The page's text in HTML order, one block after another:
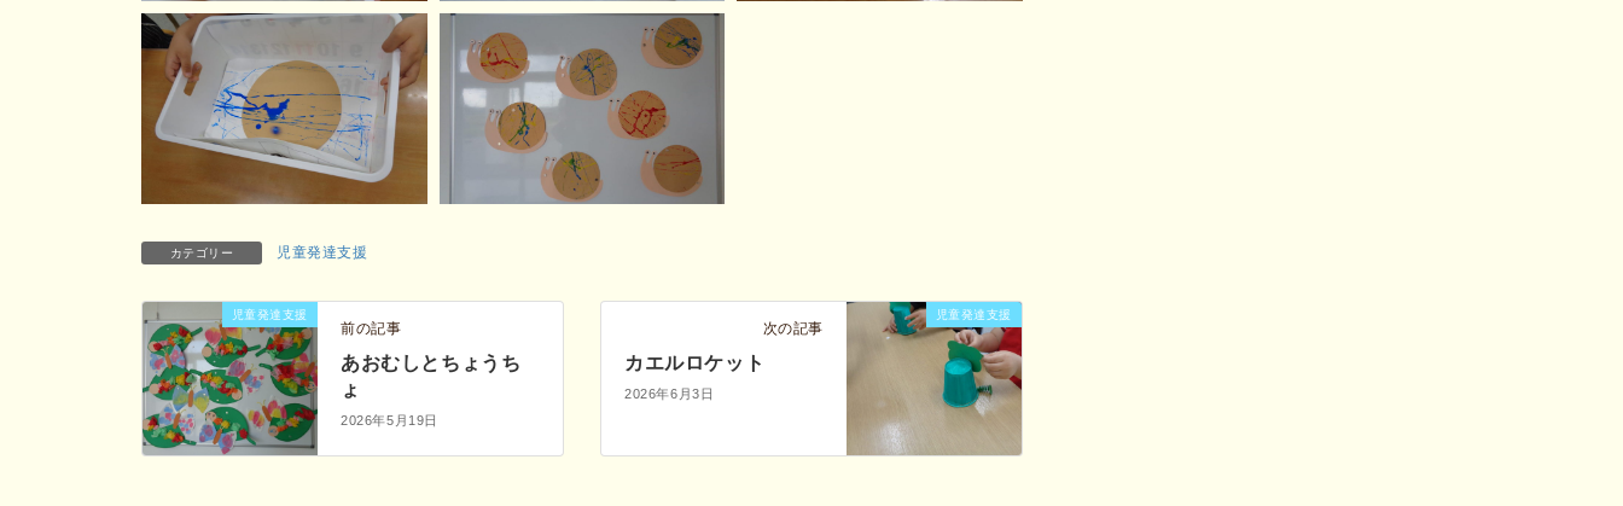
カテゴリー 児童発達支援
児童発達支援
前の記事
あおむしとちょうち
ょ
2026年5月19日
児童発達支援
次の記事
カエルロケット
2026年6月3日